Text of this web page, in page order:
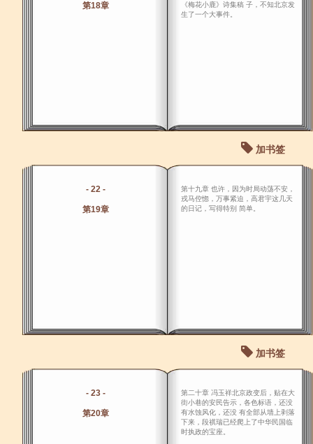
第18章
《梅花小鹿》诗集稿 子，不知北京发
生了一个大事件。
加书签
- 22 -
第19章
第十九章 也许，因为时局动荡不安，
戎马倥惚，万事紧迫，高君宇这几天
的日记，写得特别 简单。
加书签
- 23 -
第20章
第二十章 冯玉祥北京政变后，贴在大
街小巷的安民告示，各色标语，还没
有水蚀风化，还没 有全部从墙上剥落
下来，段祺瑞已经爬上了中华民国临
时执政的宝座。